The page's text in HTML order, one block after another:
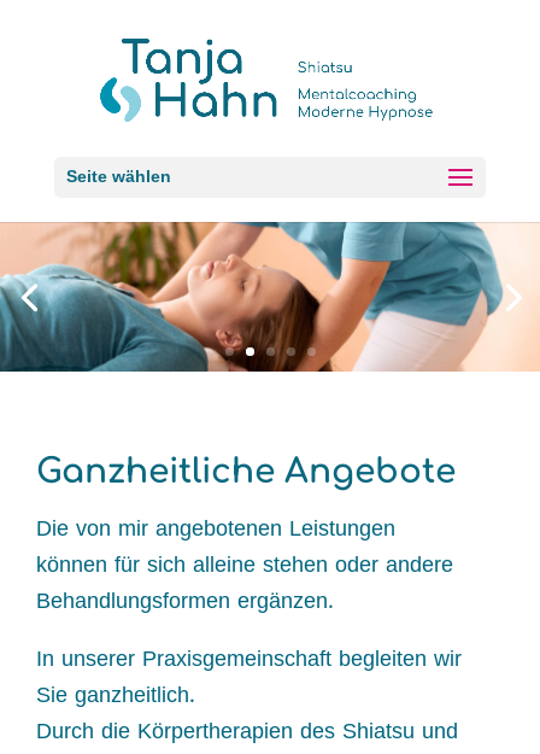
Seite wählen
Ganzheitliche Angebote
Die von mir angebotenen Leistungen
können für sich alleine stehen oder andere
Behandlungsformen ergänzen.
In unserer Praxisgemeinschaft begleiten wir
Sie ganzheitlich.
Durch die Körpertherapien des Shiatsu und